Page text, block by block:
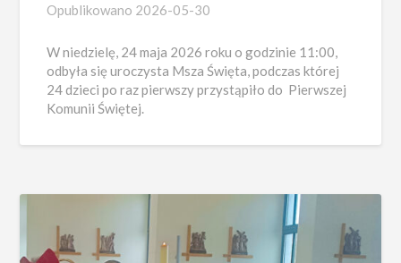
Opublikowano 2026-05-30
W niedzielę, 24 maja 2026 roku o godzinie 11:00,
odbyła się uroczysta Msza Święta, podczas której
24 dzieci po raz pierwszy przystąpiło do Pierwszej
Komunii Świętej.